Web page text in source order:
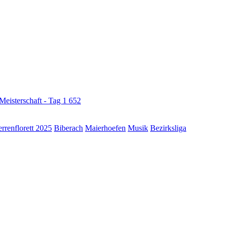
- Tag 1 652
2025 Biberach Maierhoefen Musik Bezirksliga